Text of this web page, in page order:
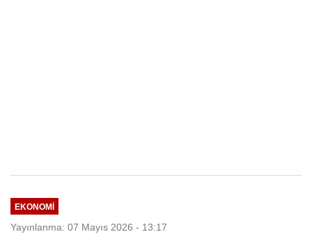
EKONOMI
Yayınlanma: 07 Mayıs 2026 - 13:17